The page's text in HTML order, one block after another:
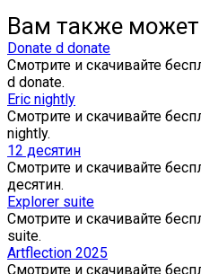
Вам также может
Donate d donate
Смотрите и скачивайте
d donate.
Eric nightly
Смотрите и скачивайте
nightly.
12 десятин
Смотрите и скачивайте
десятин.
Explorer suite
Смотрите и скачивайте
suite.
Artflection 2025
Смотрите и скачивайте